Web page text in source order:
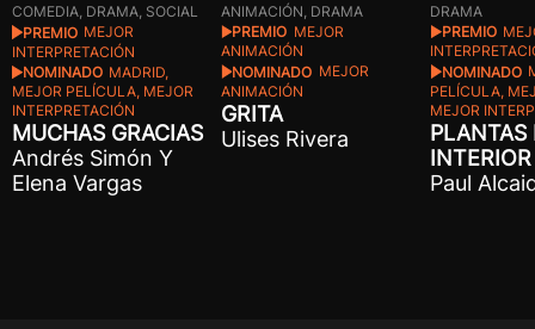
COMEDIA, DRAMA, SOCIAL
PREMIO MEJOR
INTERPRETACIÓN
NOMINADO MADRID,
MEJOR PELÍCULA, MEJOR
INTERPRETACIÓN
MUCHAS GRACIAS
Andrés Simón Y
Elena Vargas
ANIMACIÓN, DRAMA
PREMIO MEJOR
ANIMACIÓN
NOMINADO MEJOR
ANIMACIÓN
GRITA
Ulises Rivera
DRAMA
PREMIO
NOMINADO
PELÍCULA,
MEJOR
PLANTAS
INTERIOR
Paul